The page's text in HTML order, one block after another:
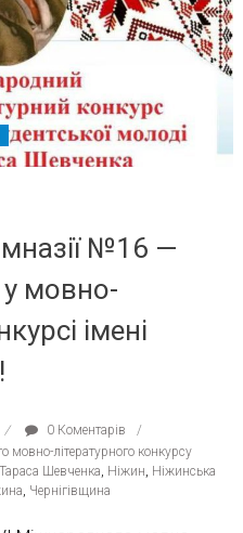
№16 —
мовно-
імені
0 Коментарів
мовно-літературного конкурсу
Тараса Шевченка Ніжин Ніжинська
Чернігівщина